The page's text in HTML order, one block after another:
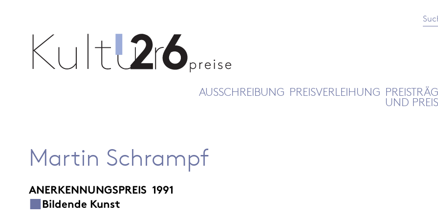
AUSSCHREIBUNG PREISVERLEIHUNG
UND
Martin Schrampf
ANERKENNUNGSPREIS 1991
Bildende Kunst